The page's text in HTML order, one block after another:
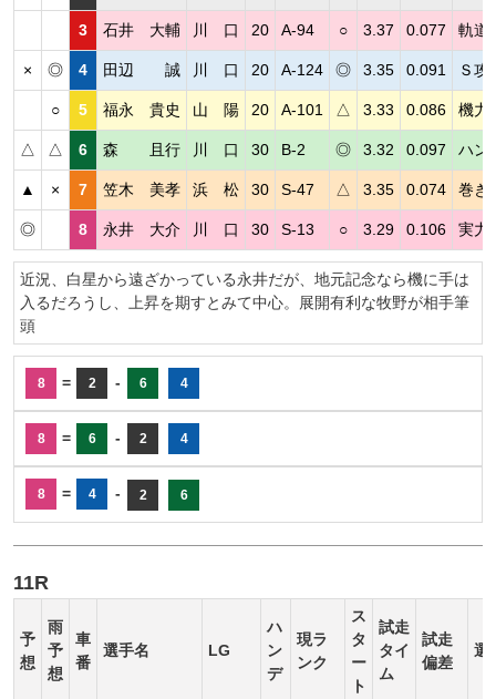
3 石井 大輔 川 口 20 A-94 ○ 3.37 0.077 軌道
× ◎ 4 田辺 誠 川 口 20 A-124 ◎ 3.35 0.091 Ｓ攻
○ 5 福永 貴史 山 陽 20 A-101 △ 3.33 0.086 機力
△ △ 6 森 且行 川 口 30 B-2 ◎ 3.32 0.097 ハン
▲ × 7 笠木 美孝 浜 松 30 S-47 △ 3.35 0.074 巻き
◎ 8 永井 大介 川 口 30 S-13 ○ 3.29 0.106 実力
近況、白星から遠ざかっている永井だが、地元記念なら機に手は
入るだろうし、上昇を期すとみて中心。展開有利な牧野が相手筆
頭
8 = 2 - 6 4
8 = 6 - 2 4
8 = 4 - 2 6
11R
予
想
雨
予
想
車
番
選手名 LG
ハ
ン
デ
現ラ
ンク
ス
タ
ー
ト
試走
タイ
ム
試走
偏差
選